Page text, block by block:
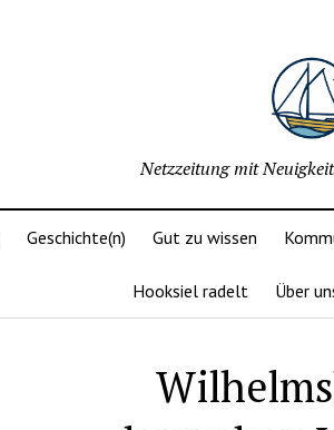
Netzzeitung mit
Geschichte(n) Gut zu wissen
Hooksiel radelt Über